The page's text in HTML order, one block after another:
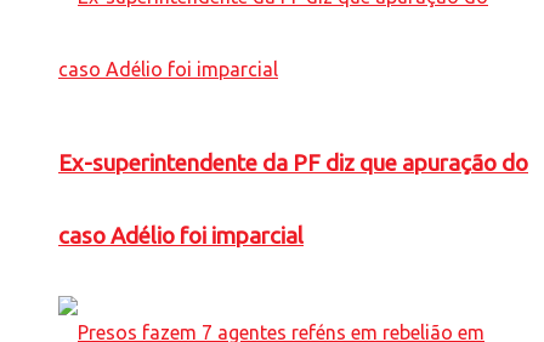
Ex-superintendente da PF diz que apuração do
caso Adélio foi imparcial